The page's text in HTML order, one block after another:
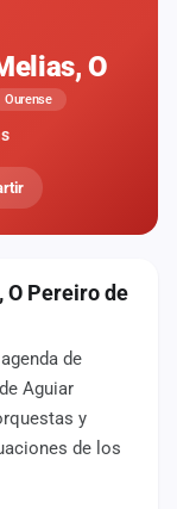
O
Ourense
O Pereiro de
de
Aguiar
y
de los